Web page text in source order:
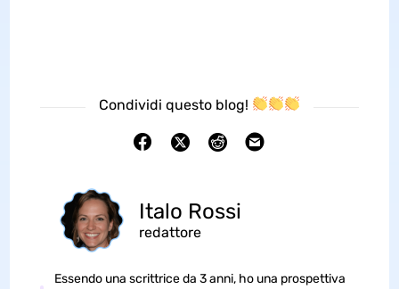
Condividi questo blog!
Italo Rossi
redattore
Essendo una scrittrice da 3 anni, ho una prospettiva